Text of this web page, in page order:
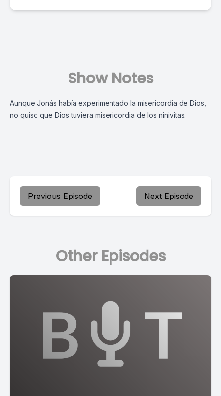
Show Notes
Aunque Jonás había experimentado la misericordia de Dios,
no quiso que Dios tuviera misericordia de los ninivitas.
Previous Episode Next Episode
Other Episodes